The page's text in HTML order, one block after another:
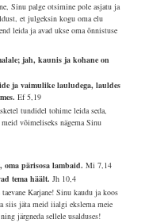
Sinu palge otsimine pole asjatu ja
et julgeksin kogu oma elu
leida ja avad ukse oma õnnistuse
jah, kaunis ja kohane on
ja vaimulike lauludega, lauldes
Ef 5,19
tundidel tohime leida seda,
võimeliseks nägema Sinu
oma pärisosa lambaid.Mi 7,14
tema häält.Jh 10,4
Karjane! Sinu kaudu ja koos
siis jäta meid iialgi ekslema meie
järgneda sellele usalduses!